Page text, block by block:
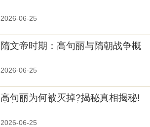
2026-06-25
隋文帝时期：高句丽与隋朝战争概
2026-06-25
高句丽为何被灭掉?揭秘真相揭秘!
2026-06-25